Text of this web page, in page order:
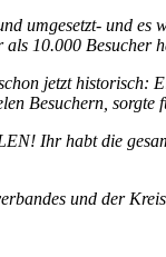
umgesetzt- und
10.000 Besucher
jetzt historisch:
Besuchern,
Ihr habt die
und der